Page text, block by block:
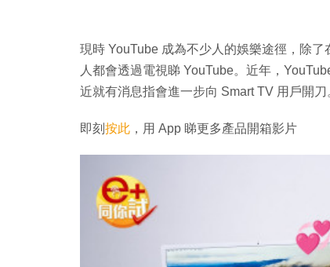
現時 YouTube 成為不少人的娛樂途徑，除
人都會透過電視睇 YouTube。近年，
近就有消息指會進一步向 Smart TV 用戶開刀
即刻 按此 ，用 App 睇更多產品開箱影片